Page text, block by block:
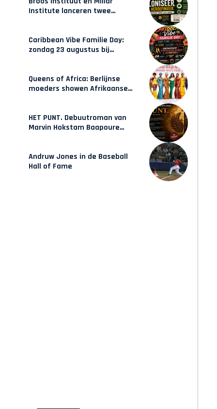
Institute lanceren twee
Caribbean Vibe Familie Day:
zondag 23 augustus bij
Queens of Africa: Berlijnse
moeders showen Afrikaanse
HET PUNT. Debuutroman van
Marvin Hokstam Baapoure
Andruw Jones in de Baseball
Hall of Fame